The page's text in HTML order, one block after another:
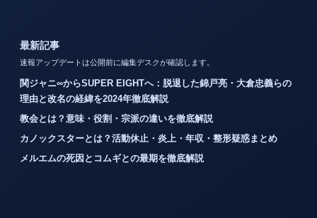
最新記事
速報アップデートは公開前に編集デスクが確認します。
関ジャニ∞からSUPER EIGHTへ：脱退した錦戸亮・大倉忠義らの
理由と改名の経緯を2024年徹底解説
教会とは？意味・役割・宗派の違いを徹底解説
カノックスターとは？活動休止・炎上・年収・整形疑惑まとめ
メルエムの死因とコムギとの最期を徹底解説